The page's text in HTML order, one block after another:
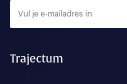
Trajectum